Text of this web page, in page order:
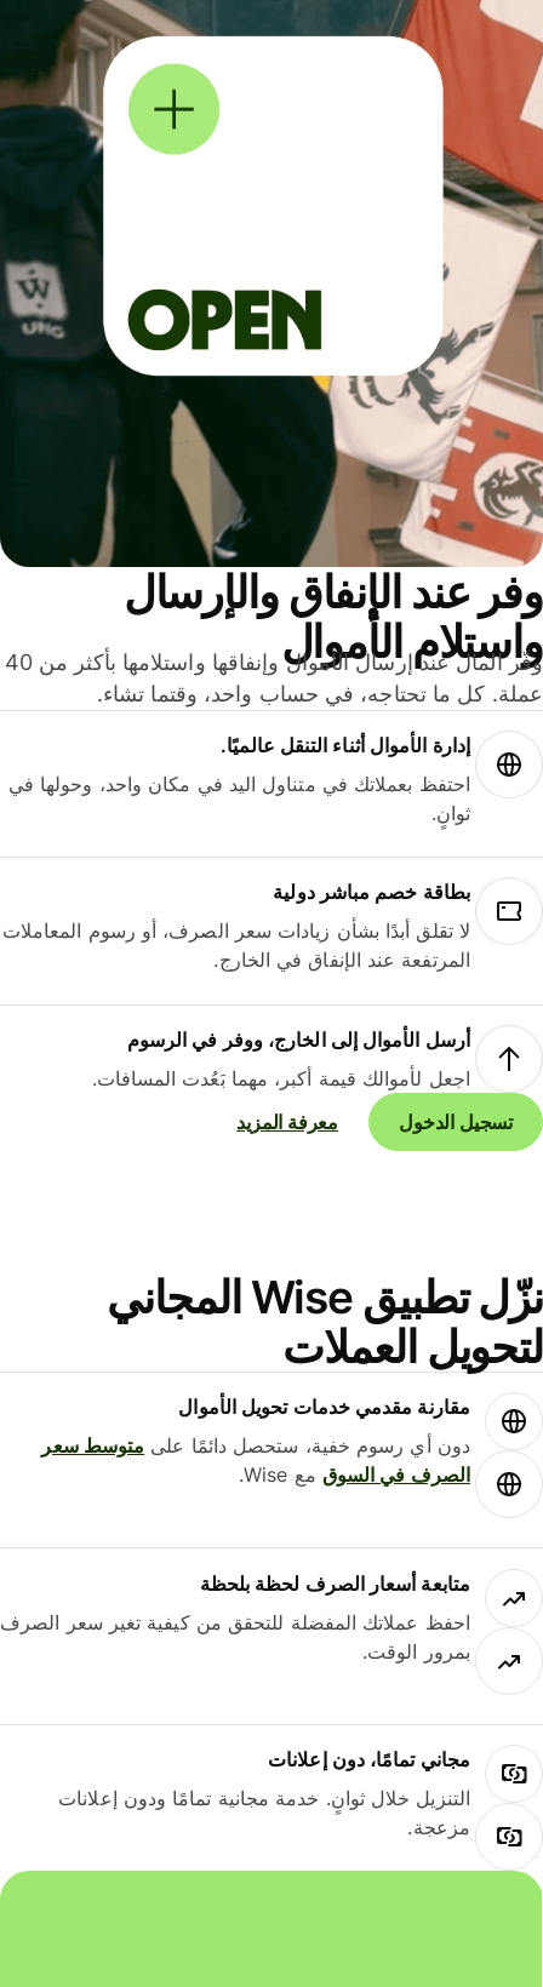
عند الإنفاق والإرسال
الأموال
وفّر المال عند إرسال الأموال وإنفاقها واستلامها بأكثر من 40
كل ما تحتاجه، في حساب واحد، وقتما تشاء.
إدارة الأموال أثناء التنقل عالميًا.
احتفظ بعملاتك في متناول اليد في مكان واحد، وحولها في
ثوانٍ.
بطاقة خصم مباشر دولية
لا تقلق أبدًا بشأن زيادات سعر الصرف، أو رسوم المعاملات
المرتفعة عند الإنفاق في الخارج.
أرسل الأموال إلى الخارج، ووفر في الرسوم
اجعل لأموالك قيمة أكبر، مهما بَعُدت المسافات.
تسجيل الدخول
معرفة المزيد
نزّل تطبيق Wise المجاني
العملات
مقارنة مقدمي خدمات تحويل الأموال
دون أي رسوم خفية، ستحصل دائمًا علىمتوسط ​​سعر
الصرف في السوقمع Wise.
متابعة أسعار الصرف لحظة بلحظة
احفظ عملاتك المفضلة للتحقق من كيفية تغير سعر الصرف
بمرور الوقت.
مجاني تمامًا، دون إعلانات
التنزيل خلال ثوانٍ. خدمة مجانية تمامًا ودون إعلانات
مزعجة.